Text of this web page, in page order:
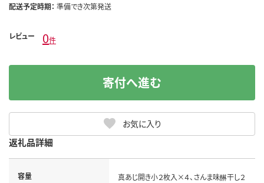
配送予定時期： 準備でき次第発送
レビュー 0件
お気に入り
寄付へ進む
返礼品詳細
容量
真あじ開き小２枚入×４、さんま味醂干し２